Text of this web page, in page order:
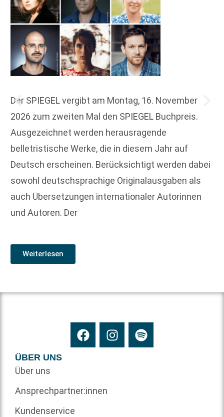
Der SPIEGEL vergibt am Montag, 16. November
2026 zum zweiten Mal den SPIEGEL Buchpreis.
Ausgezeichnet werden herausragende
belletristische Werke, die in diesem Jahr auf
Deutsch erscheinen. Berücksichtigt werden dabei
sowohl deutschsprachige Originalausgaben als
auch Übersetzungen internationaler Autorinnen
und Autoren. Der
Weiterlesen
ÜBER UNS
Über uns
Ansprechpartner:innen
Kundenservice